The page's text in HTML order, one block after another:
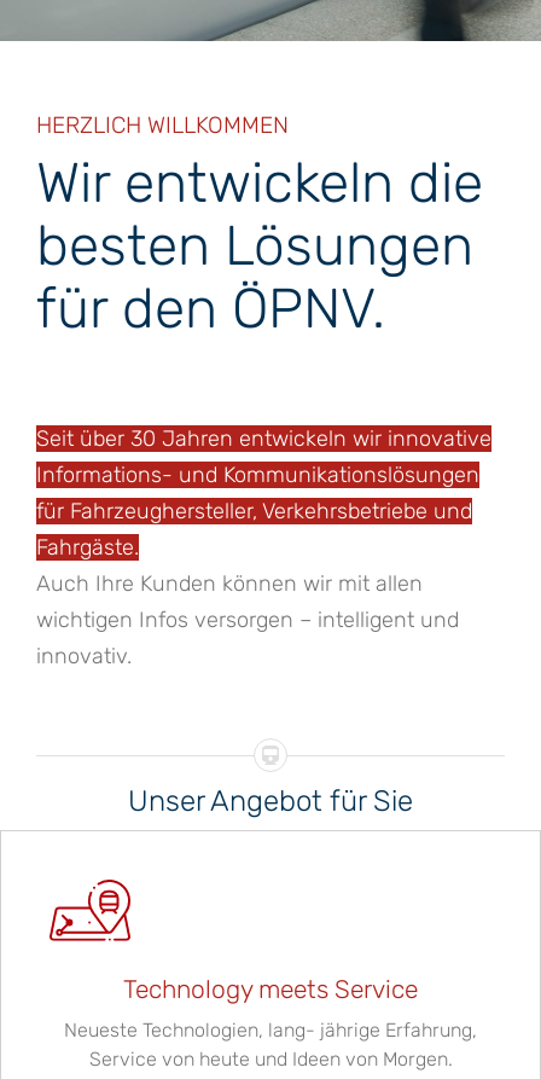
HERZLICH WILLKOMMEN
Wir entwickeln die
besten Lösungen
für den ÖPNV.
Seit über 30 Jahren entwickeln wir innovative
Informations- und Kommunikationslösungen
für Fahrzeughersteller, Verkehrsbetriebe und
Fahrgäste.
Auch Ihre Kunden können wir mit allen
wichtigen Infos versorgen – intelligent und
innovativ.
Unser Angebot für Sie
Technology meets Service
Neueste Technologien, lang- jährige Erfahrung,
Service von heute und Ideen von Morgen.